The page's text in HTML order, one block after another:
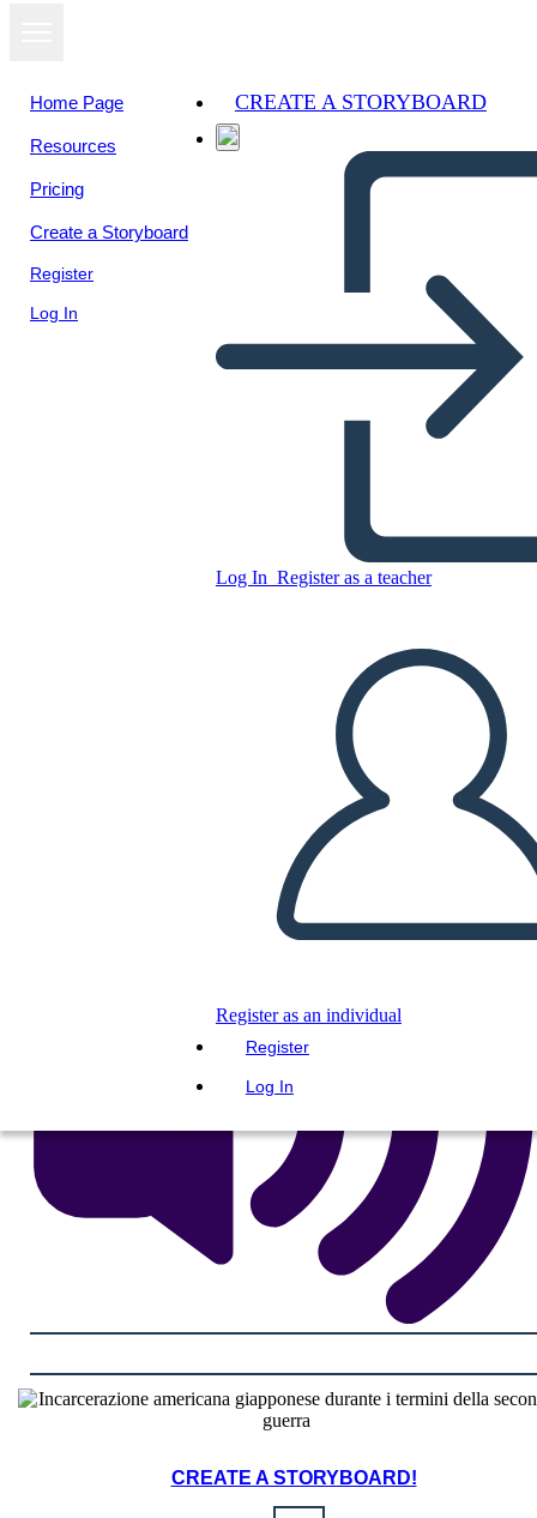
Home Page
Resources
Pricing
Create a Storyboard
Register
Log In
CREATE A STORYBOARD
Log In Register as a teacher
Register as an individual
Register
Log In
Incarcerazione americana
giapponese durante i termini
Copy this Storyboard
CREATE A STORYBOARD
PLAY SLIDESHOW
READ TO ME
CREATE A STORYBOARD!